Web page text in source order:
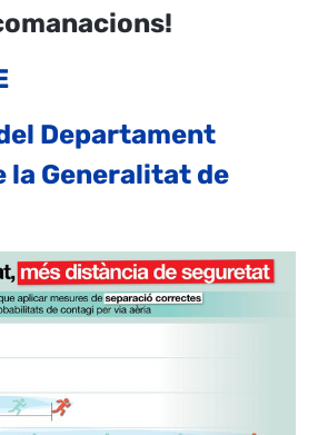
Departament
la Generalitat de